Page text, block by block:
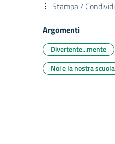
Stampa / Condividi
Argomenti
Divertente...mente
Noi e la nostra scuola